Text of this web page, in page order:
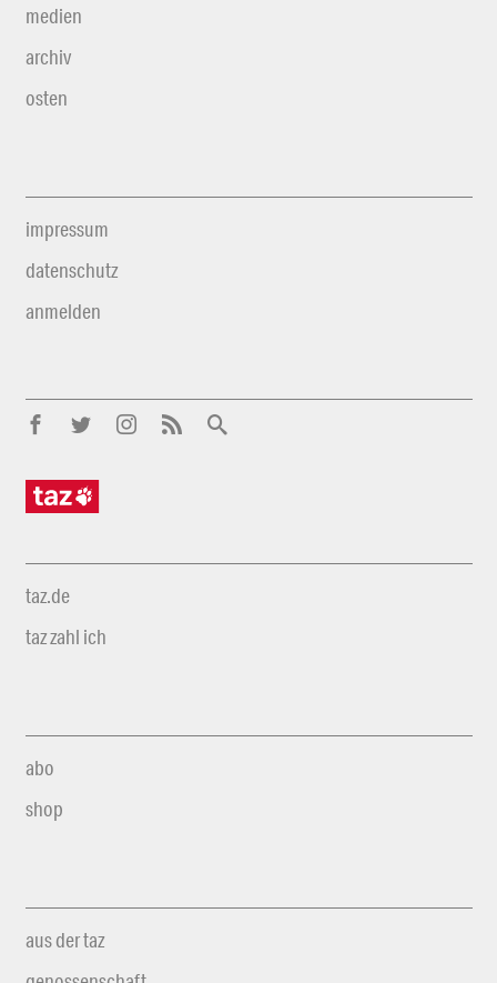
medien
archiv
osten
impressum
datenschutz
anmelden
taz.de
taz zahl ich
abo
shop
aus der taz